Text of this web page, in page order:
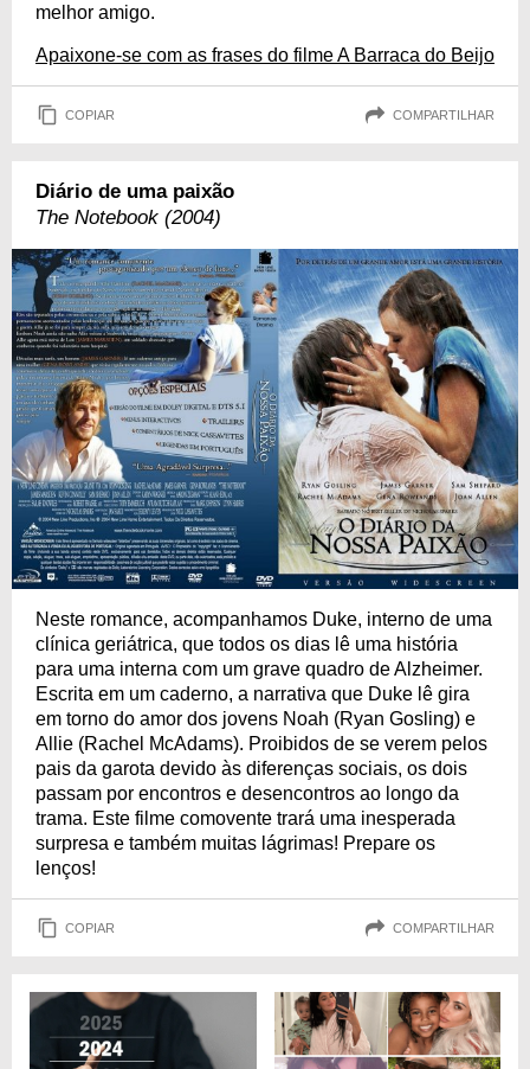
melhor amigo.
Apaixone-se com as frases do filme A Barraca do Beijo
COPIAR COMPARTILHAR
Diário de uma paixão
The Notebook (2004)
Neste romance, acompanhamos Duke, interno de uma
clínica geriátrica, que todos os dias lê uma história
para uma interna com um grave quadro de Alzheimer.
Escrita em um caderno, a narrativa que Duke lê gira
em torno do amor dos jovens Noah (Ryan Gosling) e
Allie (Rachel McAdams). Proibidos de se verem pelos
pais da garota devido às diferenças sociais, os dois
passam por encontros e desencontros ao longo da
trama. Este filme comovente trará uma inesperada
surpresa e também muitas lágrimas! Prepare os
lenços!
COPIAR COMPARTILHAR